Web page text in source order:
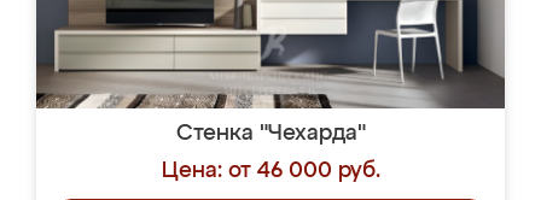
Стенка "Чехарда"
Цена: от 46 000 руб.